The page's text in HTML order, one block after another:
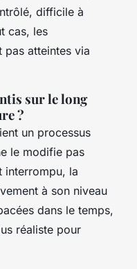
difficile à
cas, les
pas atteintes via
sur le long
?
un processus
le modifie pas
interrompu, la
à son niveau
dans le temps,
réaliste pour